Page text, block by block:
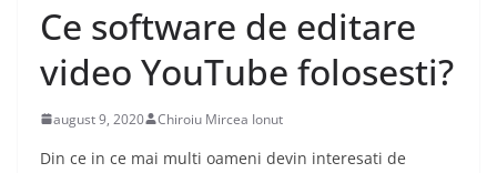
Ce software de editare
video YouTube folosesti?
august 9, 2020 Chiroiu Mircea Ionut
Din ce in ce mai multi oameni devin interesati de